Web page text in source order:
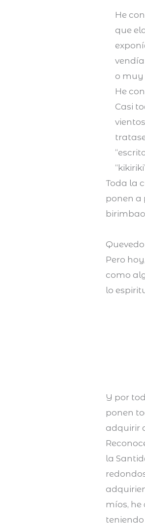
He
que
o muy
He
Casi
Toda la
ponen a
Pero
como
lo
Y por
ponen
adquirir
la
míos, he
teniendo